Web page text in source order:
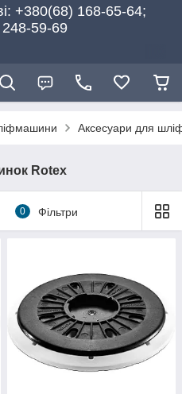
+380(68) 168-65-64;
59-69
Аксесуари для
Rotex
0 Фільтри